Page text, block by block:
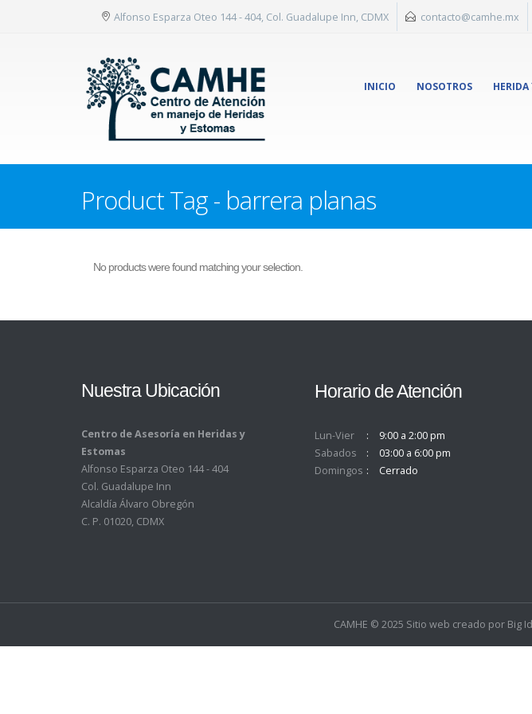
Alfonso Esparza Oteo 144 - 404, Col. Guadalupe Inn, CDMX contacto@camhe.mx
INICIO NOSOTROS
Product Tag - barrera planas
No products were found matching your selection.
Nuestra Ubicación
Centro de Asesoría en Heridas y
Estomas
Alfonso Esparza Oteo 144 - 404
Col. Guadalupe Inn
Alcaldía Álvaro Obregón
C. P. 01020, CDMX
Horario de Atención
Lun-Vier
9:00 a 2:00 pm
Sabados
03:00 a 6:00 pm
Domingos
Cerrado
CAMHE © 2025 Sitio web creado por Big